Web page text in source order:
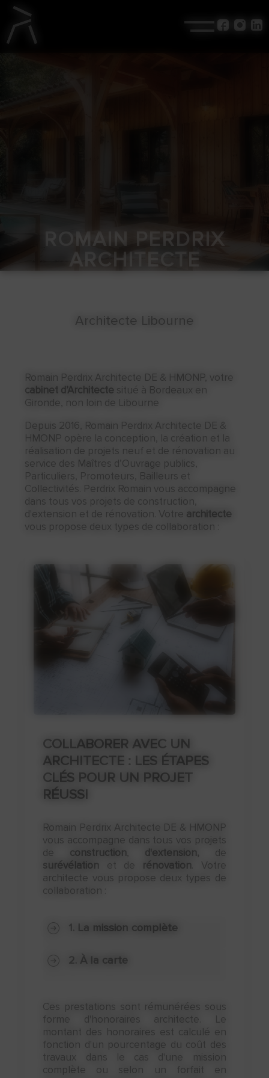
Panneau de gestion des cookies
ROMAIN PERDRIX
ARCHITECTE
Architecte Libourne
Romain Perdrix Architecte DE & HMONP, votre
cabinet d’Architecte situé à Bordeaux en
Gironde, non loin de Libourne
Depuis 2016, Romain Perdrix Architecte DE &
HMONP opère la conception, la création et la
réalisation de projets neuf et de rénovation au
service des Maîtres d’Ouvrage publics,
Particuliers, Promoteurs, Bailleurs et
Collectivités. Perdrix Romain vous accompagne
dans tous vos projets de construction,
d'extension et de rénovation. Votre architecte
vous propose deux types de collaboration :
COLLABORER AVEC UN
ARCHITECTE : LES ÉTAPES
CLÉS POUR UN PROJET
RÉUSSI
Romain Perdrix Architecte DE & HMONP
vous accompagne dans tous vos projets
de construction d'extension,
de
surévélation et de rénovation
. Votre
architecte vous propose deux types de
collaboration :
1. La mission complète
des travaux.
écrites et déposons pour vous la
demande d'autorisation de travaux
auprès de la mairie.
Nous rédigeons le cahier des charges
précis et complet des travaux à
2. À la carte
Étude de faisabilité
Ces prestations sont rémunérées sous
forme d'honoraires architecte. Le
montant des honoraires est calculé en
fonction d'un pourcentage du coût des
travaux dans le cas d'une mission
complète ou selon un forfait en